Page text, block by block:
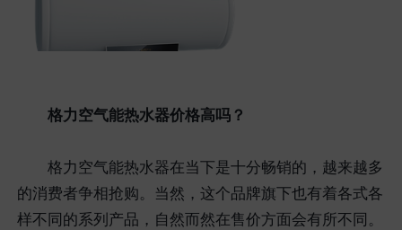
格力空气能热水器价格高吗？
格力空气能热水器在当下是十分畅销的，越来越多
的消费者争相抢购。当然，这个品牌旗下也有着各式各
样不同的系列产品，自然而然在售价方面会有所不同。